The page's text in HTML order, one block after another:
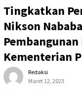
Tingkatkan
Nikson
Kementerian
Redaksi
Maret 12, 2023